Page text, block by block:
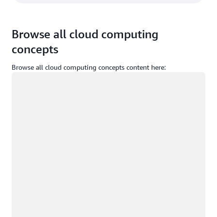
Browse all cloud computing
concepts
Browse all cloud computing concepts content here: